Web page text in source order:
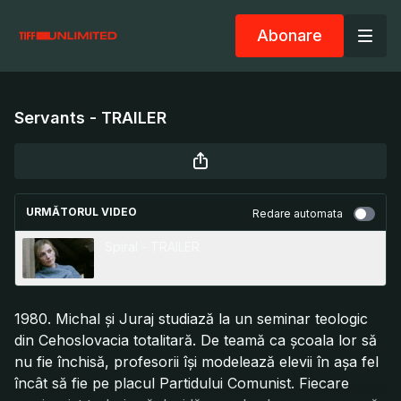
Abonare
Servants - TRAILER
URMĂTORUL VIDEO Redare automata
1980. Michal şi Juraj studiază la un seminar teologic
din Cehoslovacia totalitară. De teamă ca școala lor să
nu fie închisă, profesorii își modelează elevii în așa fel
încât să fie pe placul Partidului Comunist. Fiecare